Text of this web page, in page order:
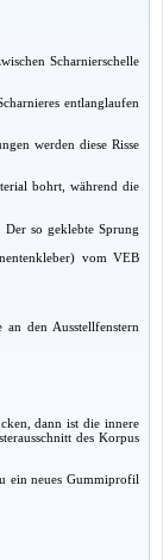
Scharnierschelle
entlanglaufen
werden diese Risse
bohrt, während die
so geklebte Sprung
vom VEB
den Ausstellfenstern
dann ist die innere
des Korpus
ein neues Gummiprofil